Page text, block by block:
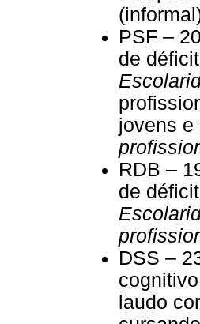
PSF –
de
jovens
RDB –
de
DSS –
laudo